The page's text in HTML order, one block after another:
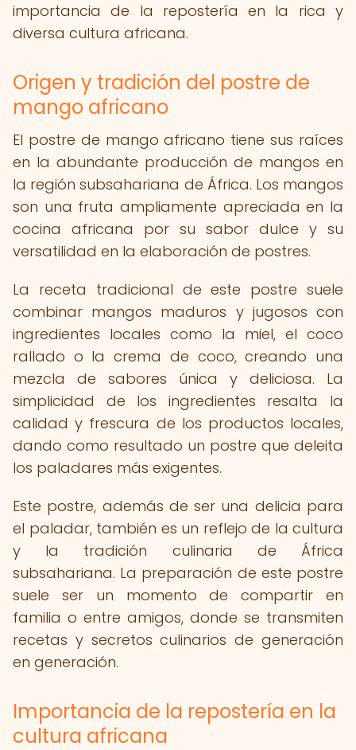
importancia de la repostería en la rica y
diversa cultura africana.
Origen y tradición del postre de
mango africano
El postre de mango africano tiene sus raíces
en la abundante producción de mangos en
la región subsahariana de África. Los mangos
son una fruta ampliamente apreciada en la
cocina africana por su sabor dulce y su
versatilidad en la elaboración de postres.
La receta tradicional de este postre suele
combinar mangos maduros y jugosos con
ingredientes locales como la miel, el coco
rallado o la crema de coco, creando una
mezcla de sabores única y deliciosa. La
simplicidad de los ingredientes resalta la
calidad y frescura de los productos locales,
dando como resultado un postre que deleita
los paladares más exigentes.
Este postre, además de ser una delicia para
el paladar, también es un reflejo de la cultura
y la tradición culinaria de África
subsahariana. La preparación de este postre
suele ser un momento de compartir en
familia o entre amigos, donde se transmiten
recetas y secretos culinarios de generación
en generación.
Importancia de la repostería en la
cultura africana